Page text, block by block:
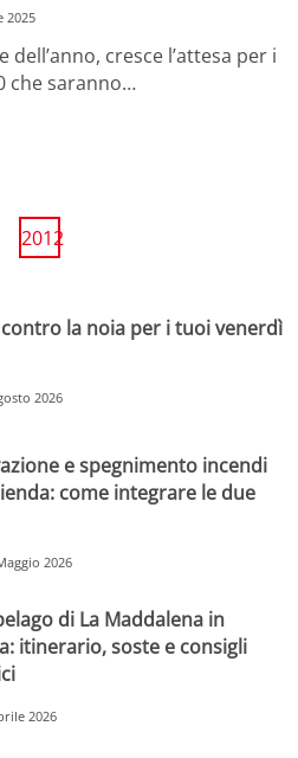
2025
dell’anno, cresce l’attesa per i
che saranno…
2012
la noia per i tuoi venerdì
2026
e spegnimento incendi
come integrare le due
2026
di La Maddalena in
itinerario, soste e consigli
2026